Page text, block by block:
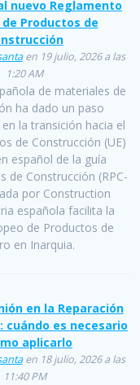
nuevo Reglamento
de Productos de
en 19 julio, 2026 a las
1:20 AM
de materiales de
ha dado un paso
la transición hacia el
de Construcción (UE)
español de la guía
de Construcción (RPC-
por Construction
española facilita la
de Productos de
en Inarquia.
en la Reparación
cuándo es necesario
aplicarlo
en 18 julio, 2026 a las
11:40 PM